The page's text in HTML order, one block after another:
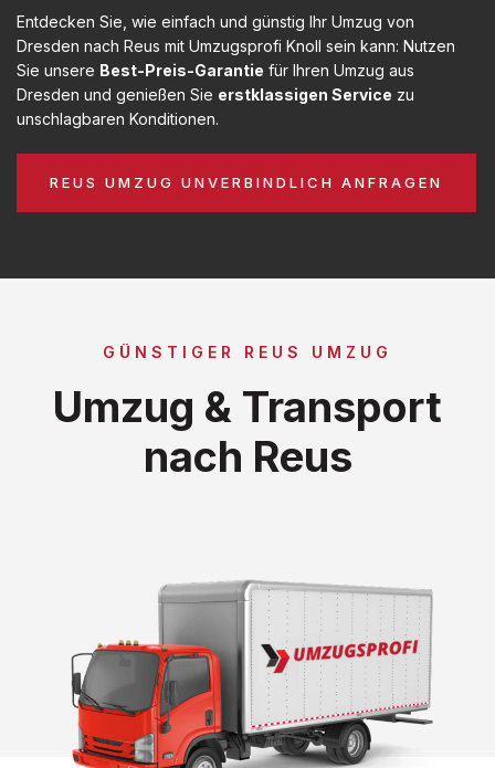
Entdecken Sie, wie einfach und günstig Ihr Umzug von
Dresden nach Reus mit Umzugsprofi Knoll sein kann: Nutzen
Sie unsere Best-Preis-Garantie für Ihren Umzug aus
Dresden und genießen Sie erstklassigen Service zu
unschlagbaren Konditionen.
REUS UMZUG UNVERBINDLICH ANFRAGEN
GÜNSTIGER REUS UMZUG
Umzug & Transport
nach Reus